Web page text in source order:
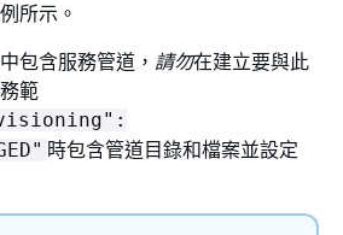
所示。
包含服務管道， 請勿在建立要與此
範
時包含管道目錄和檔案並設定